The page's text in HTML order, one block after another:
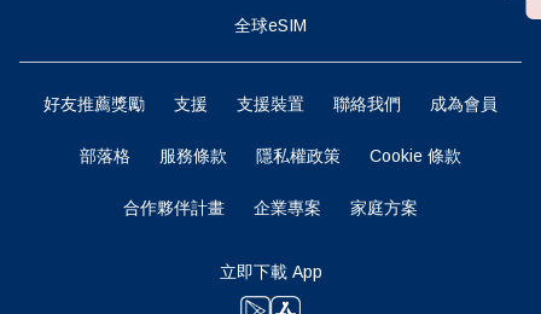
全球eSIM
好友推薦獎勵 支援 支援裝置 聯絡我們 成為會員
部落格 服務條款 隱私權政策 Cookie 條款
合作夥伴計畫 企業專案 家庭方案
立即下載 App